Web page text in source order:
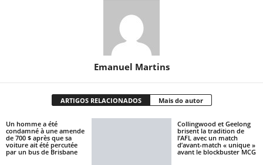
Emanuel Martins
ARTIGOS RELACIONADOS Mais do autor
Un homme a été
condamné à une amende
de 700 $ après que sa
voiture ait été percutée
par un bus de Brisbane
Collingwood et Geelong
brisent la tradition de
l’AFL avec un match
d’avant-match « unique »
avant le blockbuster MCG